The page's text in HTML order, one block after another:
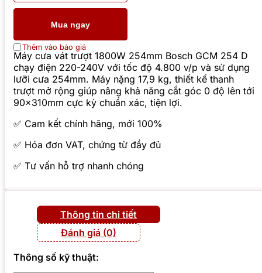
Mua ngay
Thêm vào báo giá
Máy cưa vát trượt 1800W 254mm Bosch GCM 254 D
chạy điện 220-240V với tốc độ 4.800 v/p và sử dụng
lưỡi cưa 254mm. Máy nặng 17,9 kg, thiết kế thanh
trượt mở rộng giúp nâng khả năng cắt góc 0 độ lên tới
90x310mm cực kỳ chuẩn xác, tiện lợi.
✅ Cam kết chính hãng, mới 100%
✅ Hóa đơn VAT, chứng từ đầy đủ
✅ Tư vấn hỗ trợ nhanh chóng
Thông tin chi tiết
Đánh giá (0)
Thông số kỹ thuật: